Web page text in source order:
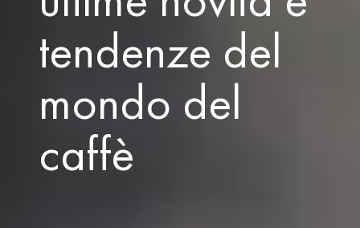
tendenze del
mondo del
caffè